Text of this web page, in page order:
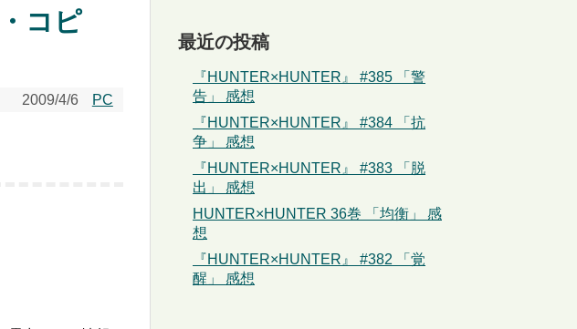
コピ
2009/4/6 PC
最近の投稿
『HUNTER×HUNTER』 #385 「警
告」 感想
『HUNTER×HUNTER』 #384 「抗
争」 感想
『HUNTER×HUNTER』 #383 「脱
出」 感想
HUNTER×HUNTER 36巻 「均衡」 感
想
『HUNTER×HUNTER』 #382 「覚
醒」 感想